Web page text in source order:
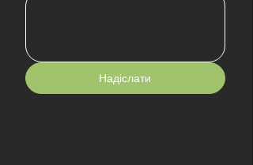
Надіслати